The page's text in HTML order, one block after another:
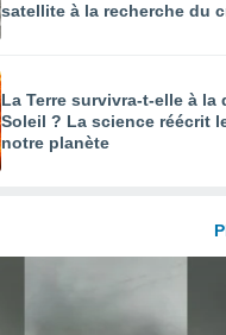
satellite à la recherche du
La Terre survivra-t-elle à
Soleil ? La science réécrit
notre planète